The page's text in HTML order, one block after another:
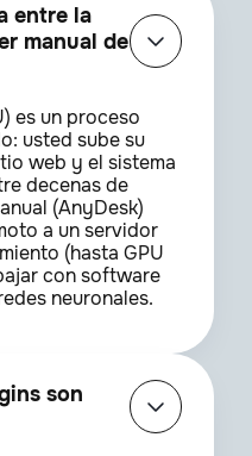
entre la
manual de
es un proceso
usted sube su
web y el sistema
decenas de
(AnyDesk)
a un servidor
(hasta GPU
con software
neuronales.
son